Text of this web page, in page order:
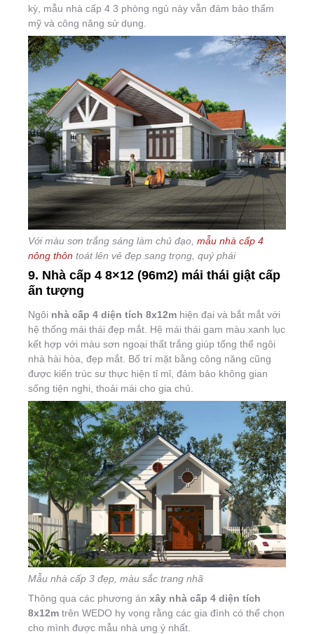
kỳ, mẫu nhà cấp 4 3 phòng ngủ này vẫn đảm bảo thẩm
mỹ và công năng sử dụng.
Với màu sơn trắng sáng làm chủ đạo, mẫu nhà cấp 4
nông thôn toát lên vẻ đẹp sang trọng, quý phái
9. Nhà cấp 4 8×12 (96m2) mái thái giật cấp
ấn tượng
Ngôi nhà cấp 4 diện tích 8x12m hiện đại và bắt mắt với
hệ thống mái thái đẹp mắt. Hệ mái thái gam màu xanh lục
kết hợp với màu sơn ngoại thất trắng giúp tổng thể ngôi
nhà hài hòa, đẹp mắt. Bố trí mặt bằng công năng cũng
được kiến trúc sư thực hiện tỉ mỉ, đảm bảo không gian
sống tiện nghi, thoải mái cho gia chủ.
Mẫu nhà cấp 3 đẹp, màu sắc trang nhã
Thông qua các phương án xây nhà cấp 4 diện tích
8x12m trên WEDO hy vọng rằng các gia đình có thể chọn
cho mình được mẫu nhà ưng ý nhất.